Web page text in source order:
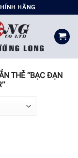
HÃNG
THẺ “BẠC ĐẠN